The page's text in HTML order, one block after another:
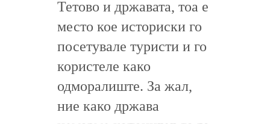
Тетово и државата, тоа е
место кое историски го
посетувале туристи и го
користеле како
одморалиште. За жал,
ние како држава